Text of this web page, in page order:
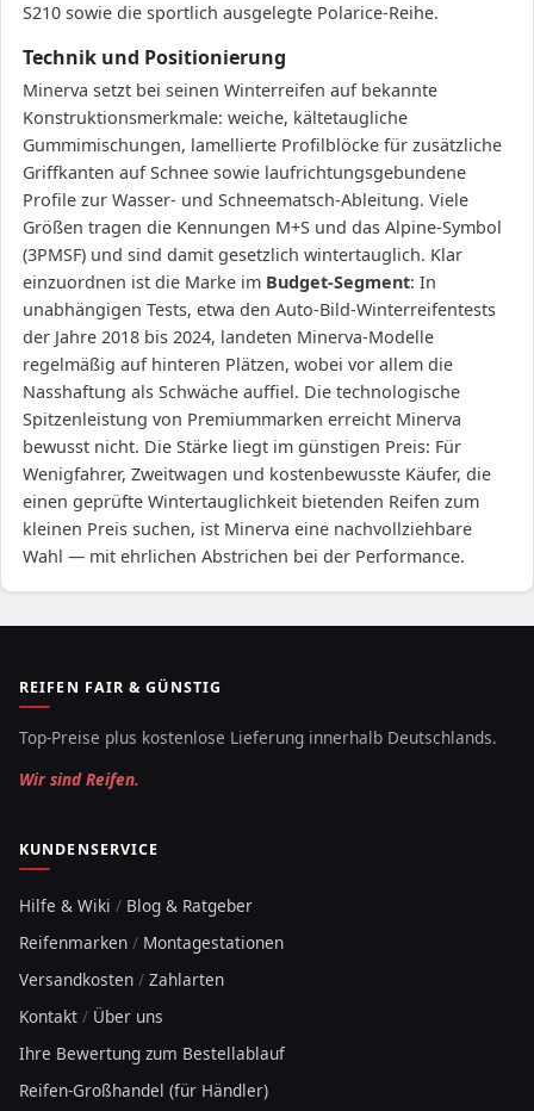
S210 sowie die sportlich ausgelegte Polarice-Reihe.
Technik und Positionierung
Minerva setzt bei seinen Winterreifen auf bekannte
Konstruktionsmerkmale: weiche, kältetaugliche
Gummimischungen, lamellierte Profilblöcke für zusätzliche
Griffkanten auf Schnee sowie laufrichtungsgebundene
Profile zur Wasser- und Schneematsch-Ableitung. Viele
Größen tragen die Kennungen M+S und das Alpine-Symbol
(3PMSF) und sind damit gesetzlich wintertauglich. Klar
einzuordnen ist die Marke im Budget-Segment: In
unabhängigen Tests, etwa den Auto-Bild-Winterreifentests
der Jahre 2018 bis 2024, landeten Minerva-Modelle
regelmäßig auf hinteren Plätzen, wobei vor allem die
Nasshaftung als Schwäche auffiel. Die technologische
Spitzenleistung von Premiummarken erreicht Minerva
bewusst nicht. Die Stärke liegt im günstigen Preis: Für
Wenigfahrer, Zweitwagen und kostenbewusste Käufer, die
einen geprüfte Wintertauglichkeit bietenden Reifen zum
kleinen Preis suchen, ist Minerva eine nachvollziehbare
Wahl — mit ehrlichen Abstrichen bei der Performance.
REIFEN FAIR & GÜNSTIG
Top-Preise plus kostenlose Lieferung innerhalb Deutschlands.
Wir sind Reifen.
KUNDENSERVICE
Hilfe & Wiki / Blog & Ratgeber
Reifenmarken / Montagestationen
Versandkosten / Zahlarten
Kontakt / Über uns
Ihre Bewertung zum Bestellablauf
Reifen-Großhandel (für Händler)